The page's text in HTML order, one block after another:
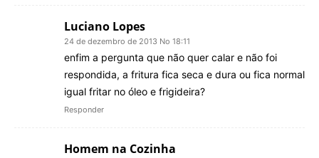
Luciano Lopes
24 de dezembro de 2013 No 18:11
enfim a pergunta que não quer calar e não foi
respondida, a fritura fica seca e dura ou fica normal
igual fritar no óleo e frigideira?
Responder
Homem na Cozinha